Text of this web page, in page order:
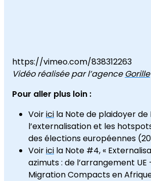
https://vimeo.com/838312263
Vidéo réalisée par l’agence Gorille
Pour aller plus loin :
Voirici la Note de plaidoyer
l’externalisation et les
des élections européennes
Voirici la Note #4, «
azimuts : de l’arrangement UE
Migration Compacts en